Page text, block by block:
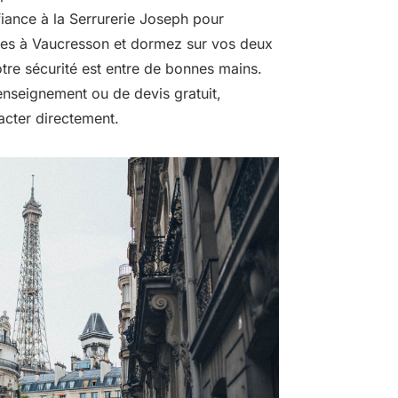
à la Serrurerie Joseph pour
à Vaucresson et dormez sur vos deux
sécurité est entre de bonnes mains.
ou de devis gratuit,
directement.